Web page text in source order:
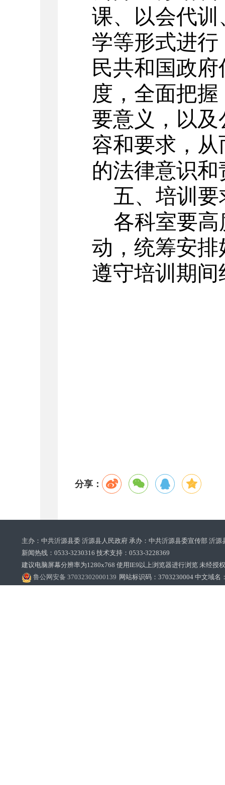
课、以会代
学等形式进
民共和国政
度，全面把
要意义，以
容和要求，
的法律意识
五、培训要
各科室要
动，统筹安
遵守培训期
分享：
主办：中共沂源县委 沂源县人民政府 承办：中共沂源县委宣传部 沂
新闻热线：0533-3230316 技术支持：0533-3228369‌‌
建议电脑屏幕分辨率为1280x768 使用IE9以上浏览器进行浏览 未经授
鲁公网安备 37032302000139 网站标识码：3703230004 中文域名